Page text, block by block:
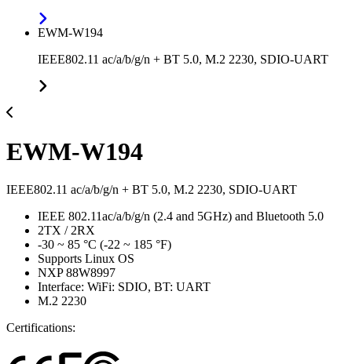
EWM-W194
IEEE802.11 ac/a/b/g/n + BT 5.0, M.2 2230, SDIO-UART
EWM-W194
IEEE802.11 ac/a/b/g/n + BT 5.0, M.2 2230, SDIO-UART
IEEE 802.11ac/a/b/g/n (2.4 and 5GHz) and Bluetooth 5.0
2TX / 2RX
-30 ~ 85 °C (-22 ~ 185 °F)
Supports Linux OS
NXP 88W8997
Interface: WiFi: SDIO, BT: UART
M.2 2230
Certifications: